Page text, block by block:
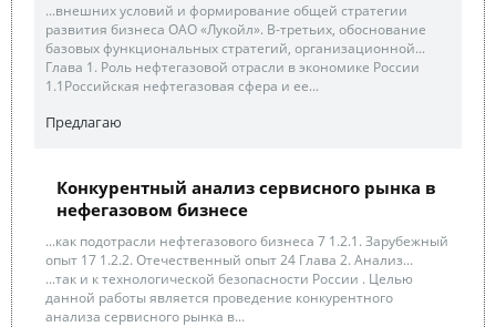
...внешних условий и формирование общей стратегии
развития бизнеса ОАО «Лукойл». В-третьих, обоснование
базовых функциональных стратегий, организационной...
Глава 1. Роль нефтегазовой отрасли в экономике России
1.1Российская нефтегазовая сфера и ее...
Предлагаю
Конкурентный анализ сервисного рынка в
нефегазовом бизнесе
...как подотрасли нефтегазового бизнеса 7 1.2.1. Зарубежный
опыт 17 1.2.2. Отечественный опыт 24 Глава 2. Анализ...
...так и к технологической безопасности России . Целью
данной работы является проведение конкурентного
анализа сервисного рынка в...